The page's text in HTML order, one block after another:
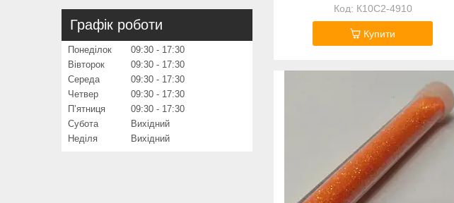
К10С2-4910
Купити
Графік роботи
Понеділок 09:30
17:30
Вівторок
09:30
17:30
Середа
09:30
17:30
Четвер
09:30
17:30
Пʼятниця
09:30
17:30
Субота
Вихідний
Неділя
Вихідний